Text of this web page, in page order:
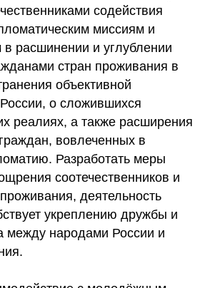
содействия
миссиям и
расшинении и углублении
стран проживания в
объективной
о сложившихся
реалиях, а также расширения
вовлеченных в
Разработать меры
соотечественников и
деятельность
укреплению дружбы и
между народами России и